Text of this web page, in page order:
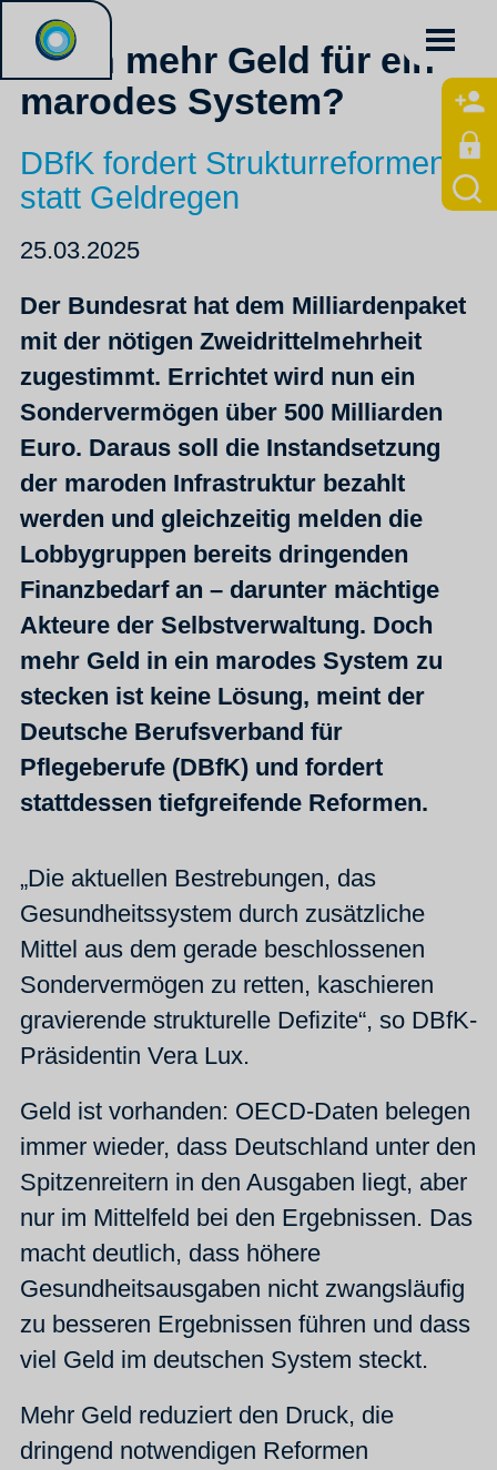
Noch mehr Geld für ein
marodes System?
DBfK fordert Strukturreformen
statt Geldregen
25.03.2025
Der Bundesrat hat dem Milliardenpaket
mit der nötigen Zweidrittelmehrheit
zugestimmt. Errichtet wird nun ein
Sondervermögen über 500 Milliarden
Euro. Daraus soll die Instandsetzung
der maroden Infrastruktur bezahlt
werden und gleichzeitig melden die
Lobbygruppen bereits dringenden
Finanzbedarf an – darunter mächtige
Akteure der Selbstverwaltung. Doch
mehr Geld in ein marodes System zu
stecken ist keine Lösung, meint der
Deutsche Berufsverband für
Pflegeberufe (DBfK) und fordert
stattdessen tiefgreifende Reformen.
„Die aktuellen Bestrebungen, das
Gesundheitssystem durch zusätzliche
Mittel aus dem gerade beschlossenen
Sondervermögen zu retten, kaschieren
gravierende strukturelle Defizite“, so DBfK-
Präsidentin Vera Lux.
Geld ist vorhanden: OECD-Daten belegen
immer wieder, dass Deutschland unter den
Spitzenreitern in den Ausgaben liegt, aber
nur im Mittelfeld bei den Ergebnissen. Das
macht deutlich, dass höhere
Gesundheitsausgaben nicht zwangsläufig
zu besseren Ergebnissen führen und dass
viel Geld im deutschen System steckt.
Mehr Geld reduziert den Druck, die
dringend notwendigen Reformen